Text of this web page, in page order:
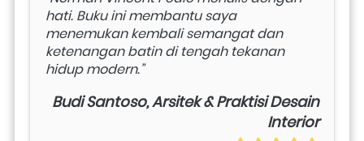
hati. Buku ini membantu saya
menemukan kembali semangat dan
ketenangan batin di tengah tekanan
hidup modern.”
Budi Santoso, Arsitek & Praktisi Desain
Interior